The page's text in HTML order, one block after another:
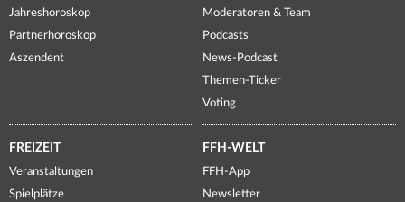
Jahreshoroskop
Partnerhoroskop
Aszendent
Moderatoren & Team
Podcasts
News-Podcast
Themen-Ticker
Voting
FREIZEIT
Veranstaltungen
Spielplätze
FFH-WELT
FFH-App
Newsletter